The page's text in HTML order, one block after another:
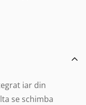
iar din
se schimba